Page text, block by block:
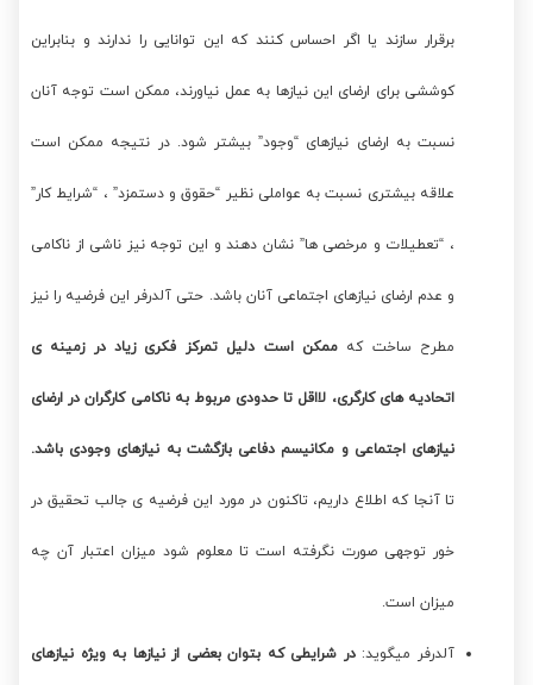
برقرار سازند یا اگر احساس کنند که این توانایی را ندارند و بنابراین
کوششی برای ارضای این نیازها به عمل نیاورند، ممکن است توجه آنان
نسبت به ارضای نیازهای “وجود” بیشتر شود. در نتیجه ممکن است
علاقه بیشتری نسبت به عواملی نظیر “حقوق و دستمزد” ، “شرایط کار”
، “تعطیلات و مرخصی ها” نشان دهند و این توجه نیز ناشی از ناکامی
و عدم ارضای نیازهای اجتماعی آنان باشد. حتی آلدرفر این فرضیه را نیز
مطرح ساخت کهممکن است دلیل تمرکز فکری زیاد در زمینه ی
اتحادیه های کارگری، لااقل تا حدودی مربوط به ناکامی کارگران در ارضای
نیازهای اجتماعی و مکانیسم دفاعی بازگشت به نیازهای وجودی باشد.
تا آنجا که اطلاع داریم، تاکنون در مورد این فرضیه ی جالب تحقیق در
خور توجهی صورت نگرفته است تا معلوم شود میزان اعتبار آن چه
میزان است.
آلدرفر میگوید:در شرایطی که بتوان بعضی از نیازها به ویژه نیازهای